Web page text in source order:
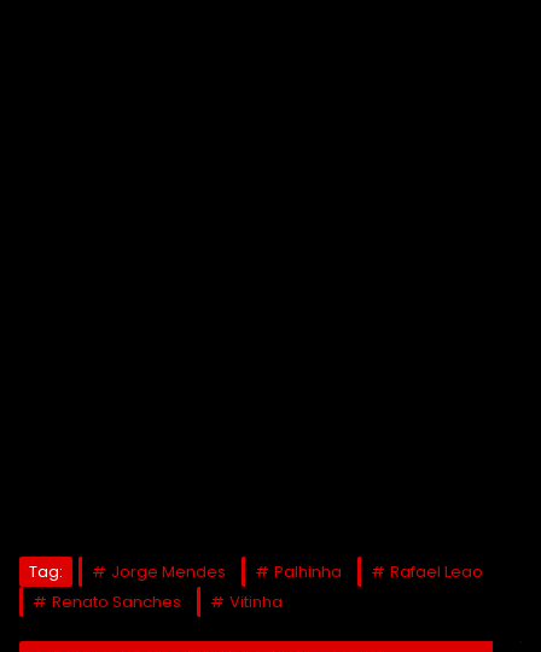
Tag: Jorge Mendes Palhinha
Rafael Leao
Renato Sanches
Vitinha